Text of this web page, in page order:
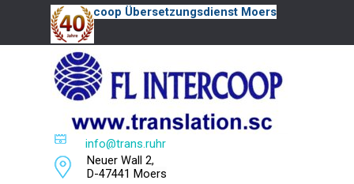
Direkt zum Seiteninhalt
FL Intercoop Übersetzungsdienst Moers
Menü überspringen
Neuer Wall 2,
D-47441 Moers
+49 2841 28053
info@trans.ruhr